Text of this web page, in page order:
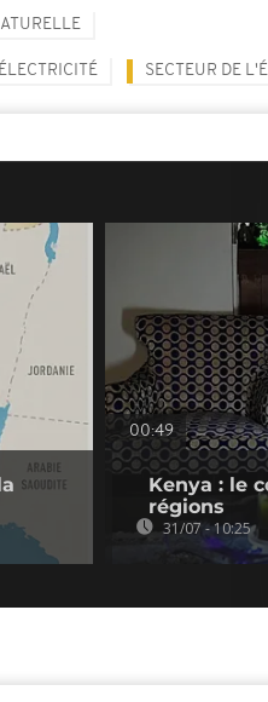
SECTEUR DE
00:49
Kenya : le
régions
31/07 - 10:25